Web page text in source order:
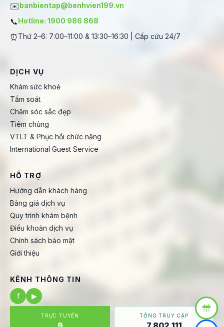
✉️banbientap@benhvien199.vn
📞Hotline: 1900 986 868
⏰ Thứ 2–6: 7:00–11:00 & 13:30–16:30 | Cấp cứu 24/7
DỊCH VỤ
Khám sức khoẻ
Tầm soát
Chăm sóc sắc đẹp
Tiêm chủng
VTLT & Phục hồi chức năng
International Guest Service
HỖ TRỢ
Hướng dẫn khách hàng
Bảng giá dịch vụ
Quy trình khám bệnh
Điều khoản dịch vụ
Chính sách bảo mật
Giới thiệu
KÊNH THÔNG TIN
f
▶
TRỰC TUYẾN TỔNG TRUY CẬP